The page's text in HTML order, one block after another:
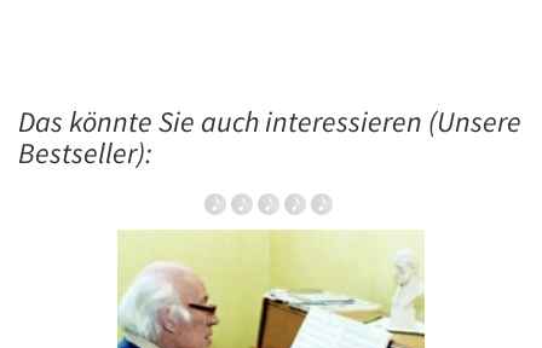
Das könnte Sie auch interessieren (Unsere
Bestseller):